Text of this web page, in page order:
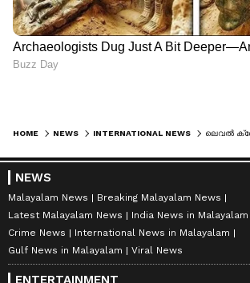
HOME NEWS INTERNATIONAL NEWS
NEWS
Malayalam News
Breaking Malayalam News
Latest Malayalam News
India News in Malayalam
Crime News
International News in Malayalam
Gulf News in Malayalam
Viral News
ENTERTAINMENT